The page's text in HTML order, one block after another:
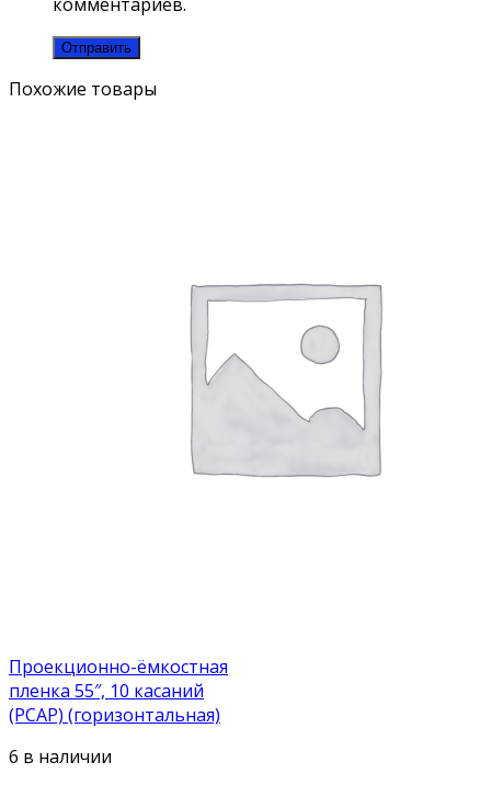
Похожие товары
Проекционно-ёмкостная
пленка 55″, 10 касаний
(PCAP) (горизонтальная)
6 в наличии